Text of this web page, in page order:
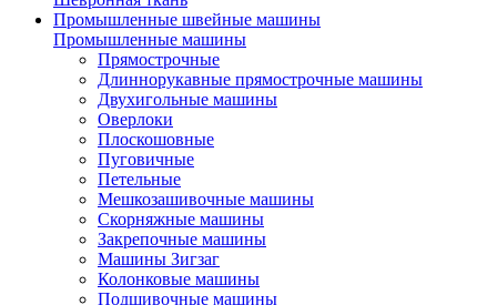
Промышленные швейные машины
Промышленные машины
Прямострочные
Длиннорукавные прямострочные машины
Двухигольные машины
Оверлоки
Плоскошовные
Пуговичные
Петельные
Мешкозашивочные машины
Скорняжные машины
Закрепочные машины
Машины Зигзаг
Колонковые машины
Подшивочные машины